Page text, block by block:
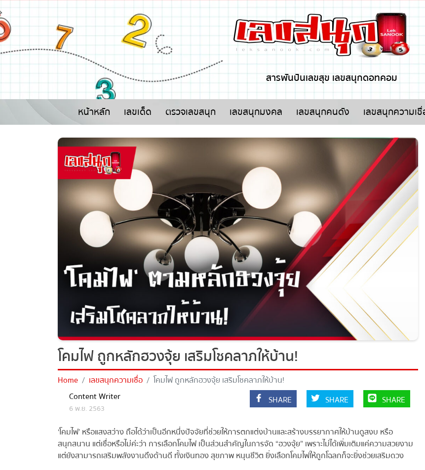
สารพันปันเลขสุข เลขสนุกดอทคอม
หน้าหลัก เลขเด็ด ตรวจเลขสนุก เลขสนุกมงคล เลขสนุกคนดัง เลขสนุกความเชื่อ
โคมไฟ ถูกหลักฮวงจุ้ย เสริมโชคลาภให้บ้าน!
Home เลขสนุกความเชื่อ
โคมไฟ ถูกหลักฮวงจุ้ย เสริมโชคลาภให้บ้าน!
Content Writer
6 พ.ย. 2563
SHARE SHARE SHARE
‘โคมไฟ’ หรือแสงสว่าง ถือได้ว่าเป็นอีกหนึ่งปัจจัยที่ช่วยให้การตกแต่งบ้านและสร้างบรรยากาศให้บ้านดูสงบ หรือ
สนุกสนาน แต่เชื่อหรือไม่ค่ะว่า การเลือกโคมไฟ เป็นส่วนสำคัญในการจัด “ฮวงจุ้ย” เพราะไม่ได้เพิ่มเติมแค่ความสวยงาม
แต่ยังสามารถเสริมพลังงานดึงด้านดี ทั้งเงินทอง สุขภาพ หนุนชีวิต ยิ่งเลือกโคมไฟให้ถูกโฉลกก็จะยิ่งช่วยเสริมดวง